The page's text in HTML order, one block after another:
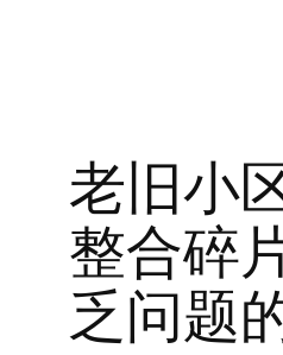
老旧小
整合碎
乏问题